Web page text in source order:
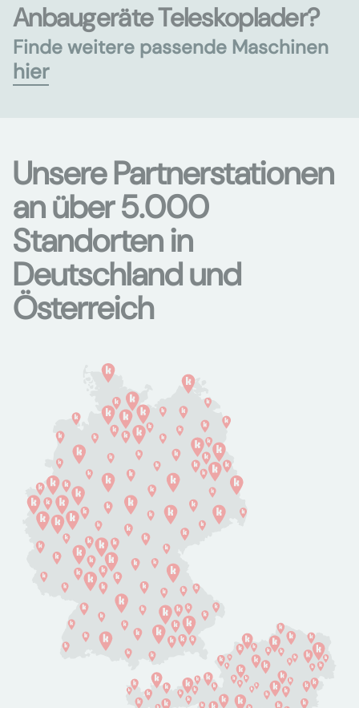
Anbaugeräte Teleskoplader?
Finde weitere passende Maschinen
hier
Unsere Partnerstationen
an über 5.000
Standorten in
Deutschland und
Österreich